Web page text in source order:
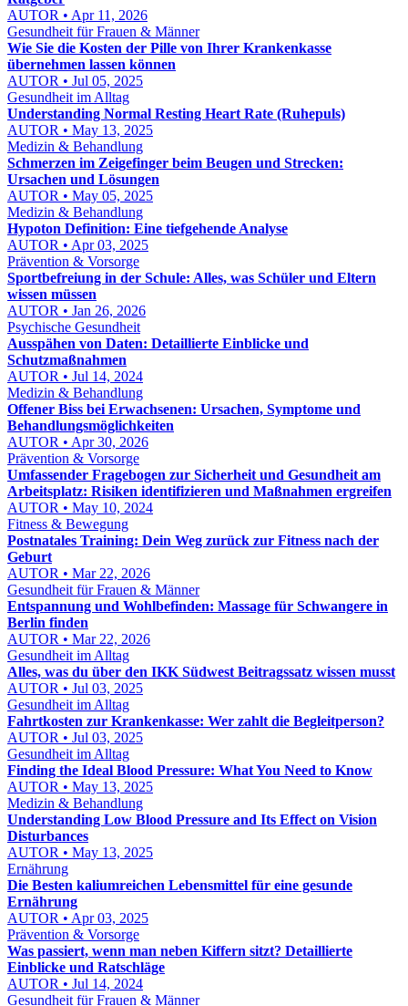
AUTOR • Apr 11, 2026
Gesundheit für Frauen & Männer
Wie Sie die Kosten der Pille von Ihrer Krankenkasse
übernehmen lassen können
AUTOR • Jul 05, 2025
Gesundheit im Alltag
Understanding Normal Resting Heart Rate (Ruhepuls)
AUTOR • May 13, 2025
Medizin & Behandlung
Schmerzen im Zeigefinger beim Beugen und Strecken:
Ursachen und Lösungen
AUTOR • May 05, 2025
Medizin & Behandlung
Hypoton Definition: Eine tiefgehende Analyse
AUTOR • Apr 03, 2025
Prävention & Vorsorge
Sportbefreiung in der Schule: Alles, was Schüler und Eltern
wissen müssen
AUTOR • Jan 26, 2026
Psychische Gesundheit
Ausspähen von Daten: Detaillierte Einblicke und
Schutzmaßnahmen
AUTOR • Jul 14, 2024
Medizin & Behandlung
Offener Biss bei Erwachsenen: Ursachen, Symptome und
Behandlungsmöglichkeiten
AUTOR • Apr 30, 2026
Prävention & Vorsorge
Umfassender Fragebogen zur Sicherheit und Gesundheit am
Arbeitsplatz: Risiken identifizieren und Maßnahmen ergreifen
AUTOR • May 10, 2024
Fitness & Bewegung
Postnatales Training: Dein Weg zurück zur Fitness nach der
Geburt
AUTOR • Mar 22, 2026
Gesundheit für Frauen & Männer
Entspannung und Wohlbefinden: Massage für Schwangere in
Berlin finden
AUTOR • Mar 22, 2026
Gesundheit im Alltag
Alles, was du über den IKK Südwest Beitragssatz wissen musst
AUTOR • Jul 03, 2025
Gesundheit im Alltag
Fahrtkosten zur Krankenkasse: Wer zahlt die Begleitperson?
AUTOR • Jul 03, 2025
Gesundheit im Alltag
Finding the Ideal Blood Pressure: What You Need to Know
AUTOR • May 13, 2025
Medizin & Behandlung
Understanding Low Blood Pressure and Its Effect on Vision
Disturbances
AUTOR • May 13, 2025
Ernährung
Die Besten kaliumreichen Lebensmittel für eine gesunde
Ernährung
AUTOR • Apr 03, 2025
Prävention & Vorsorge
Was passiert, wenn man neben Kiffern sitzt? Detaillierte
Einblicke und Ratschläge
AUTOR • Jul 14, 2024
Gesundheit für Frauen & Männer